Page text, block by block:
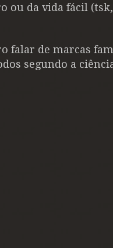
ou da vida fácil
falar de marcas
segundo a